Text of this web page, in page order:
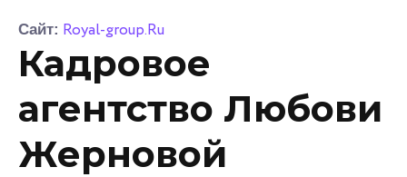
Сайт: Royal-group.Ru
Кадровое
агентство Любови
Жерновой